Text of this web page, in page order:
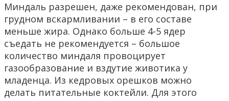
Миндаль разрешен, даже рекомендован, при
грудном вскармливании – в его составе
меньше жира. Однако больше 4-5 ядер
съедать не рекомендуется – большое
количество миндаля провоцирует
газообразование и вздутие животика у
младенца. Из кедровых орешков можно
делать питательные коктейли. Для этого